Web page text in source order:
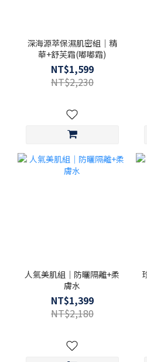
深海源萃保濕肌密組｜精
華+舒芙霜(嘟嘟霜)
NT$1,599
NT$2,230
人氣美肌組｜防曬隔離+柔
膚水
NT$1,399
NT$2,180